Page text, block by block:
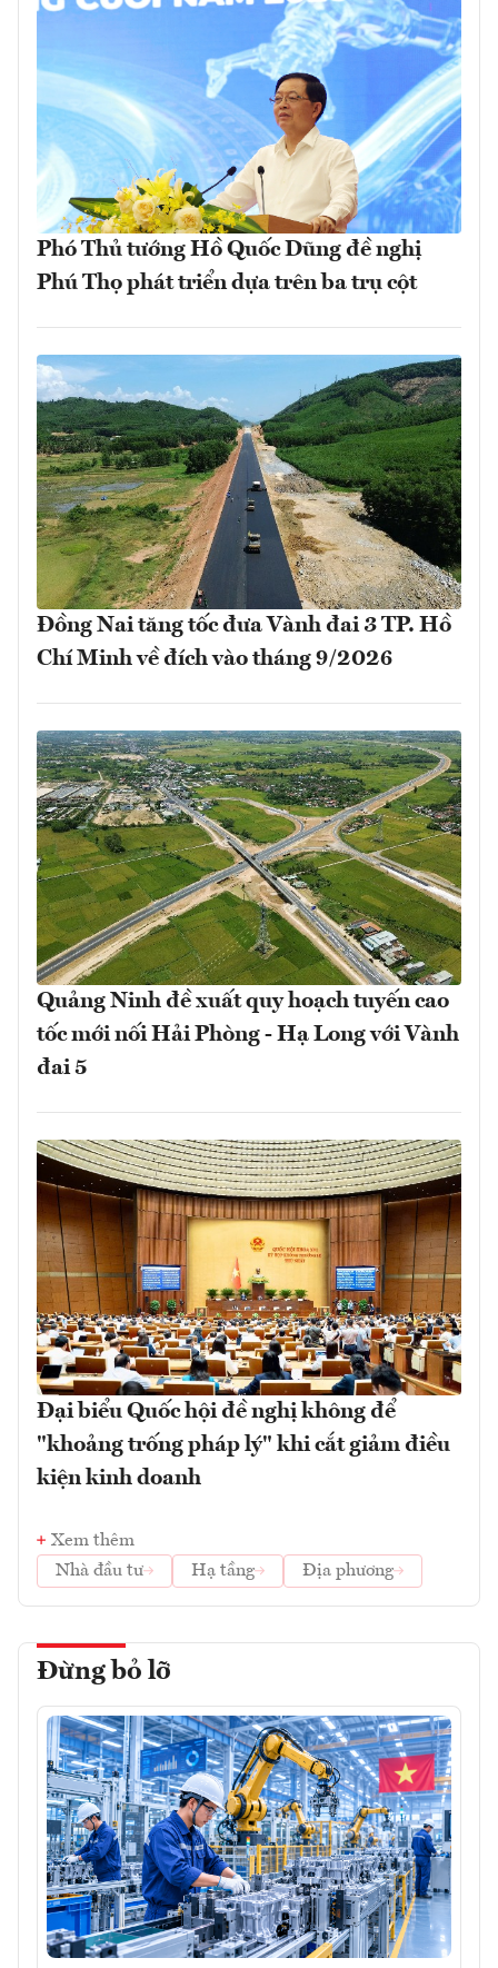
Phó Thủ tướng Hồ Quốc Dũng đề nghị
Phú Thọ phát triển dựa trên ba trụ cột
Đồng Nai tăng tốc đưa Vành đai 3 TP. Hồ
Chí Minh về đích vào tháng 9/2026
Quảng Ninh đề xuất quy hoạch tuyến cao
tốc mới nối Hải Phòng - Hạ Long với Vành
đai 5
Đại biểu Quốc hội đề nghị không để
"khoảng trống pháp lý" khi cắt giảm điều
kiện kinh doanh
Xem thêm
Nhà đầu tư
Hạ tầng Địa phương
Đừng bỏ lỡ